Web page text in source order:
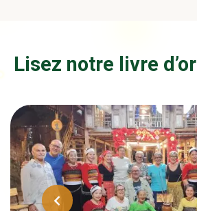
Lisez notre livre d’or